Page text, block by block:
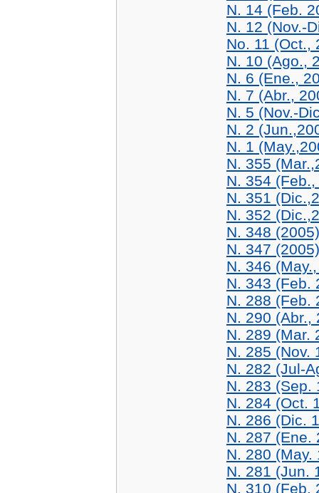
N. 14 (Feb.
N. 12 (Nov.-
No. 11 (Oct.,
N. 10 (Ago.,
N. 6 (Ene.,
N. 7 (Abr.,
N. 5 (Nov.-
N. 2
N. 1
N. 355
N. 354
N. 351
N. 352
N. 348 (2005)
N. 347 (2005)
N. 346
N. 343 (Feb.
N. 288 (Feb.
N. 290 (Abr.,
N. 289 (Mar.
N. 285 (Nov.
N. 282 (Jul-
N. 283 (Sep.
N. 284 (Oct.
N. 286 (Dic.
N. 287 (Ene.
N. 280 (May.
N. 281 (Jun.
N. 310 (Feb.